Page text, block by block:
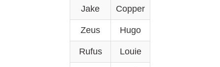
Jake Copper
Zeus Hugo
Rufus Louie